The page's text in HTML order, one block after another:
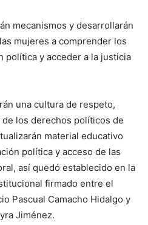
mecanismos y desarrollarán
mujeres a comprender los
política y acceder a la justicia
una cultura de respeto,
los derechos políticos de
material educativo
política y acceso de las
así quedó establecido en la
firmado entre el
Pascual Camacho Hidalgo y
Jiménez.